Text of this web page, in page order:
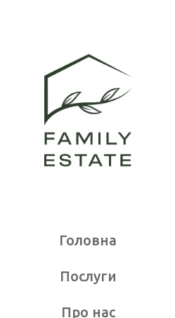
Головна
Послуги
Про нас